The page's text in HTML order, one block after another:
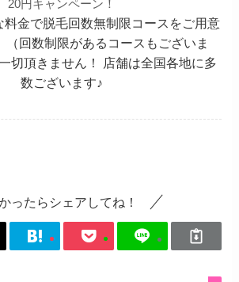
20円キャンペーン！
料金で脱毛回数無制限コースをご用意
（回数制限があるコースもございま
切頂きません！ 店舗は全国各地に多
数ございます♪
ったらシェアしてね！